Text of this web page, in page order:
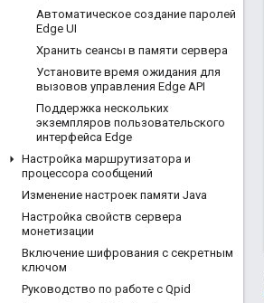
Автоматическое создание паролей
Edge UI
Хранить сеансы в памяти сервера
Установите время ожидания для
вызовов управления Edge API
Поддержка нескольких
экземпляров пользовательского
интерфейса Edge
Настройка маршрутизатора и
процессора сообщений
Изменение настроек памяти Java
Настройка свойств сервера
монетизации
Включение шифрования с секретным
ключом
Руководство по работе с Qpid